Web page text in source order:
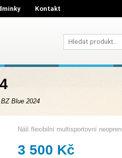
Kontakt
Blue 2024
Náš flexibilní multisportovní neopren
3 500 Kč